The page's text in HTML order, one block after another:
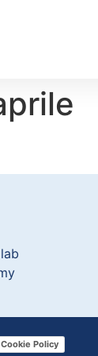
Cookie Policy